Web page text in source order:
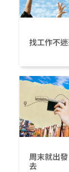
找工作不
周末就出
去